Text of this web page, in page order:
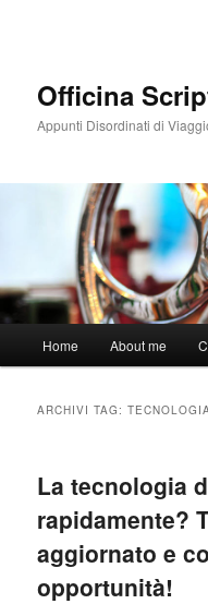
Officina
Appunti Disordinati di
principale
Home About me
ARCHIVI TAG:
La tecnologia
rapidamente?
aggiornato e
opportunità!